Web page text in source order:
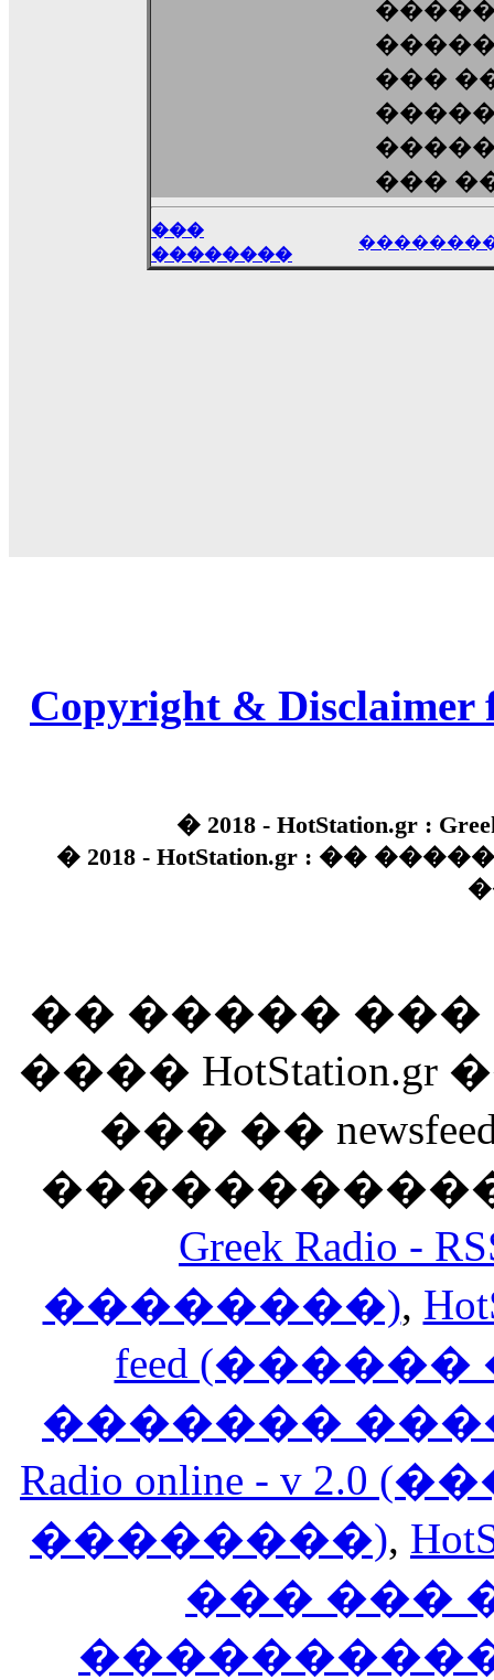
���
���
���
��������
Copyright & Disclaimer
� 2018 - HotStation.gr :
� 2018 - HotStation.gr : ��
�� �����
����
��� ��
Greek Radio
��������),
feed
�������
Radio online - v
��������),
��� ���